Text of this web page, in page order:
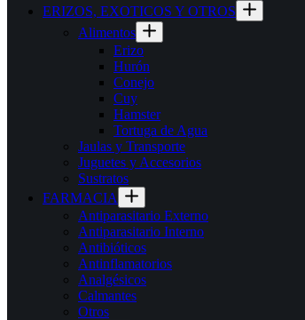
ERIZOS, EXOTICOS Y OTROS
Alimentos
Erizo
Hurón
Conejo
Cuy
Hamster
Tortuga de Agua
Jaulas y Transporte
Juguetes y Accesorios
Sustratos
FARMACIA
Antiparasitario Externo
Antiparasitario Interno
Antibióticos
Antinflamatorios
Analgésicos
Calmantes
Otros